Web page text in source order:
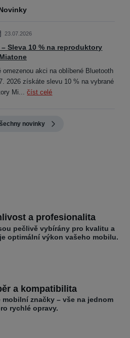
23.07.2026
– Sleva 10 % na reproduktory
Miatone
akci na oblíbené Bluetooth
2026 získáte slevu 10 % na vybrané
Mi...číst celé
novinky
a profesionalita
pečlivě vybírány pro kvalitu a
optimální výkon vašeho mobilu.
a kompatibilita
mobilní značky – vše na jednom
rychlé opravy.